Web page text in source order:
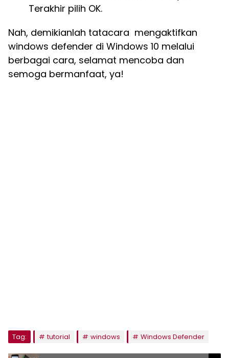
Terakhir pilih OK.
Nah, demikianlah tatacara mengaktifkan
windows defender di Windows 10 melalui
berbagai cara, selamat mencoba dan
semoga bermanfaat, ya!
Tag: tutorial windows Windows Defender